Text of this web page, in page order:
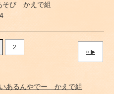
そび かえで組
2
»
あるんやでー かえで組